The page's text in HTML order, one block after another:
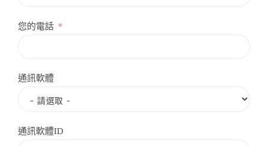
您的電話
通訊軟體
通訊軟體ID